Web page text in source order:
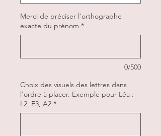
Merci de préciser l'orthographe
exacte du prénom *
0/500
Choix des visuels des lettres dans
l'ordre à placer. Exemple pour Léa :
L2, E3, A2 *